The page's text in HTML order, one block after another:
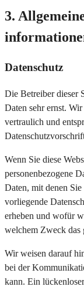
3.
Datenschutz
Die Betreiber dieser
Daten sehr ernst.
vertraulich und
Wenn Sie diese
personenbezogene
Daten, mit denen
vorliegende
erheben und wofür
welchem Zweck das
Wir weisen darauf
bei der
kann. Ein